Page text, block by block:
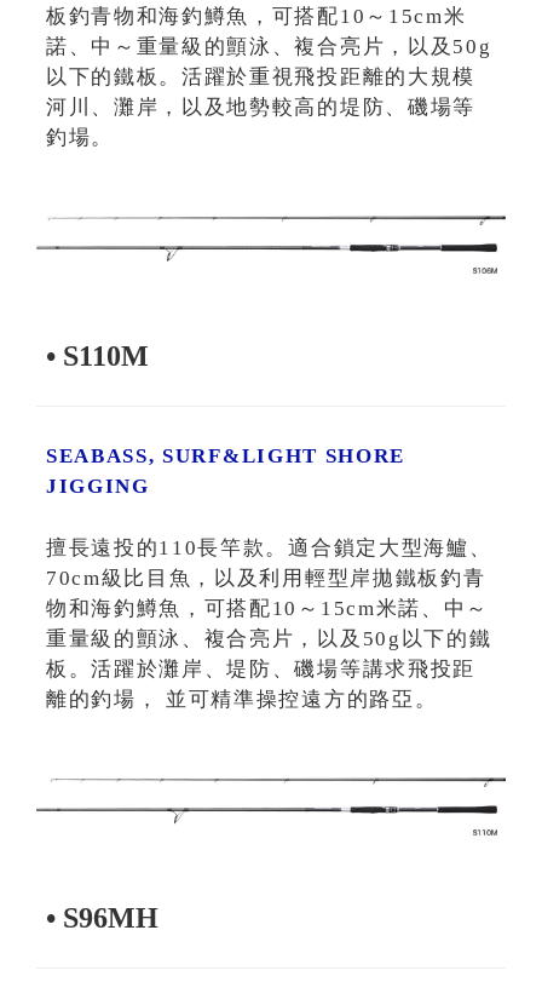
板釣青物和海釣鱒魚，可搭配10～15cm米
諾、中～重量級的顫泳、複合亮片，以及50g
以下的鐵板。活躍於重視飛投距離的大規模
河川、灘岸，以及地勢較高的堤防、磯場等
釣場。
• S110M
SEABASS, SURF&LIGHT SHORE
JIGGING
擅長遠投的110長竿款。適合鎖定大型海鱸、
70cm級比目魚，以及利用輕型岸拋鐵板釣青
物和海釣鱒魚，可搭配10～15cm米諾、中～
重量級的顫泳、複合亮片，以及50g以下的鐵
板。活躍於灘岸、堤防、磯場等講求飛投距
離的釣場， 並可精準操控遠方的路亞。
• S96MH